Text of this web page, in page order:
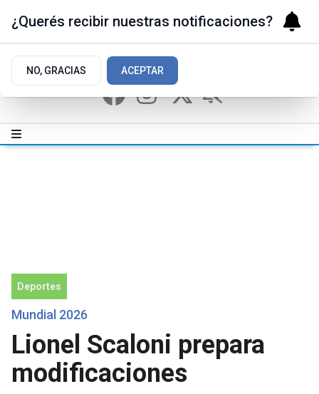
Deportes
Mundial 2026
Lionel Scaloni prepara
modificaciones
¿Querés recibir nuestras notificaciones?
NO, GRACIAS ACEPTAR